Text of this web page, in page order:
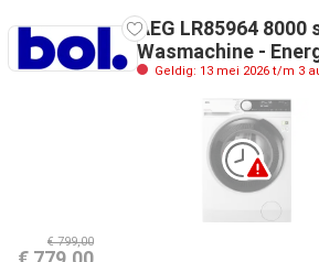
AEG LR85964 8000
Wasmachine -
Geldig: 13 mei 2026 t/m 3
€ 799,00